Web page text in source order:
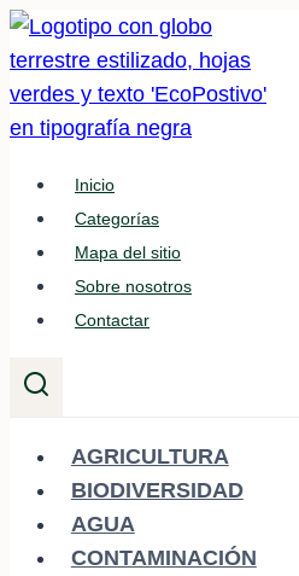
Saltar
al
contenido
Inicio
Categorías
Mapa del sitio
Sobre nosotros
Contactar
AGRICULTURA
BIODIVERSIDAD
AGUA
CONTAMINACIÓN